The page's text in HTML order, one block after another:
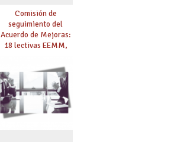
Comisión de
seguimiento del
Acuerdo de Mejoras:
18 lectivas EEMM,
mayores 55 y pilotaje
en centros
tensionados